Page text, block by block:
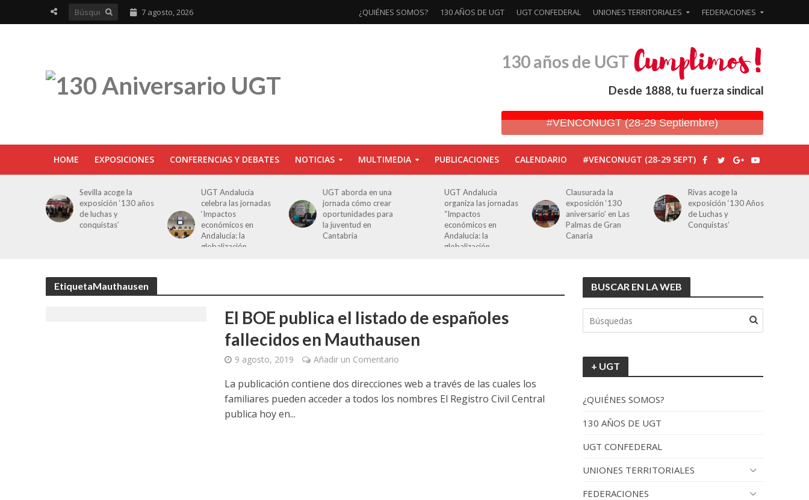
7 agosto, 2026 ¿QUIÉNES SOMOS? 130 AÑOS DE UGT UGT CONFEDERAL UNIONES TERRITORIALES FEDERACIONES
130 años de UGT
Desde 1888, tu fuerza sindical
#VENCONUGT (28-29 Septiembre)
HOME EXPOSICIONES CONFERENCIAS Y DEBATES NOTICIAS MULTIMEDIA PUBLICACIONES CALENDARIO #VENCONUGT (28-29 SEPT)
Sevilla acoge la
exposición ‘130 años
de luchas y
conquistas’
UGT Andalucía
celebra las jornadas
‘Impactos
económicos en
Andalucía: la
globalización
UGT aborda en una
jornada cómo crear
oportunidades para
la juventud en
Cantabria
UGT Andalucía
organiza las jornadas
“Impactos
económicos en
Andalucía: la
globalización
Clausurada la
exposición ‘130
aniversario’ en Las
Palmas de Gran
Canaria
Rivas acoge la
exposición ‘130 Años
de Luchas y
Conquistas’
EtiquetaMauthausen
El BOE publica el listado de españoles
fallecidos en Mauthausen
9 agosto, 2019 Añadir un Comentario
La publicación contiene dos direcciones web a través de las cuales los
familiares pueden acceder a todos los nombres El Registro Civil Central
publica hoy en...
BUSCAR EN LA WEB
+ UGT
¿QUIÉNES SOMOS?
130 AÑOS DE UGT
UGT CONFEDERAL
UNIONES TERRITORIALES
FEDERACIONES